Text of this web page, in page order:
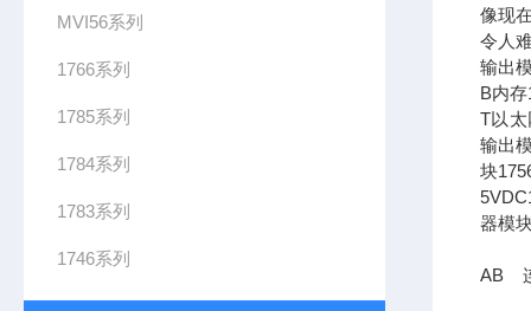
MVI56系列
1766系列
1785系列
1784系列
1783系列
1746系列
像现
令人
输出
B内
T以太
输出
块
器模
AB